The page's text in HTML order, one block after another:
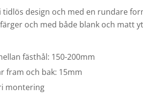
tidlös design och med en rundare
och med både blank och matt
fästhål: 150-200mm
fram och bak: 15mm
montering